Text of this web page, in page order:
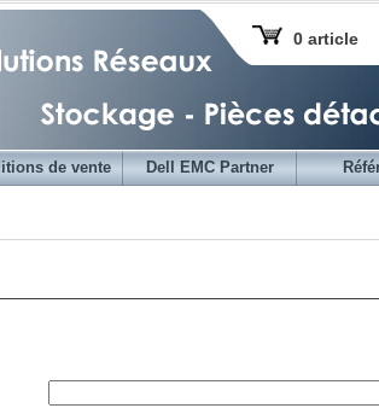
0 article
de vente Dell EMC Partner